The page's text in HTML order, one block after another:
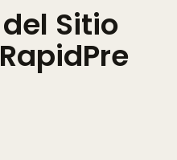
del Sitio
RapidPre